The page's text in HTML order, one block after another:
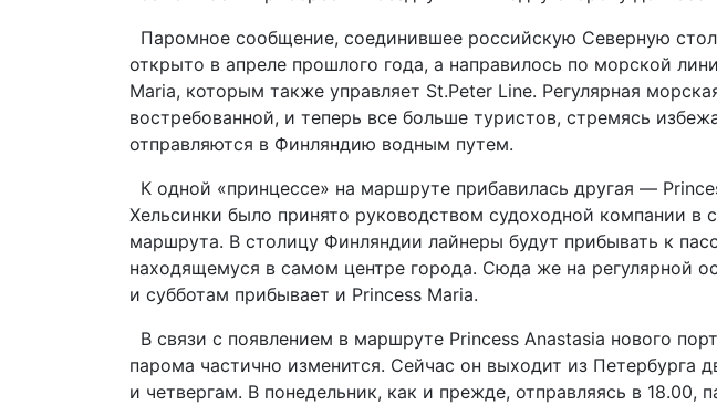
Паромное сообщение, соединившее российскую Северную
открыто в апреле прошлого года, а направилось по морской
Maria, которым также управляет St.Peter Line. Регулярная
востребованной, и теперь все больше туристов, стремясь
отправляются в Финляндию водным путем.
К одной «принцессе» на маршруте прибавилась другая —
Хельсинки было принято руководством судоходной компании в
маршрута. В столицу Финляндии лайнеры будут прибывать к
находящемуся в самом центре города. Сюда же на регулярной
и субботам прибывает и Рrincess Maria.
В связи с появлением в маршруте Princess Anastasia нового
парома частично изменится. Сейчас он выходит из Петербурга
и четвергам. В понедельник, как и прежде, отправляясь в 18.00,